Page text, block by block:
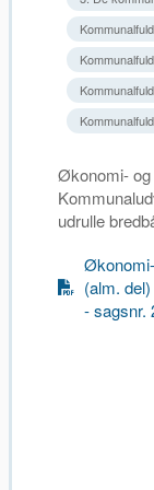
Økonomi- og
udrulle
(alm.
- sagsnr.